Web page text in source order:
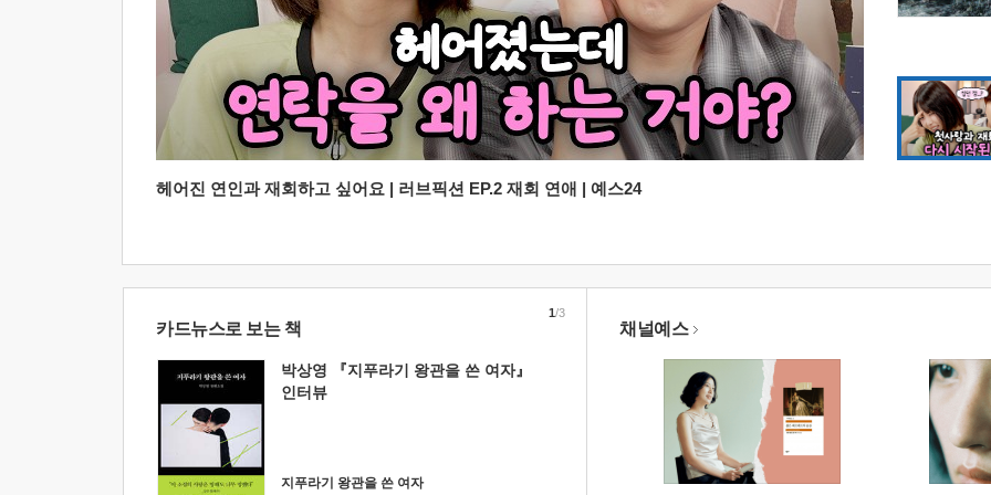
헤어진 연인과 재회하고 싶어요 | 러브픽션 EP.2 재회 연애 | 예스24
카드뉴스로 보는 책
박상영 『지푸라기 왕관을 쓴 여자』
인터뷰
지푸라기 왕관을 쓴 여자
1/3
채널예스